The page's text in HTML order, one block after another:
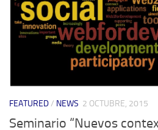
FEATURED/ NEWS 2 OCTUBRE, 2015
Seminario “Nuevos